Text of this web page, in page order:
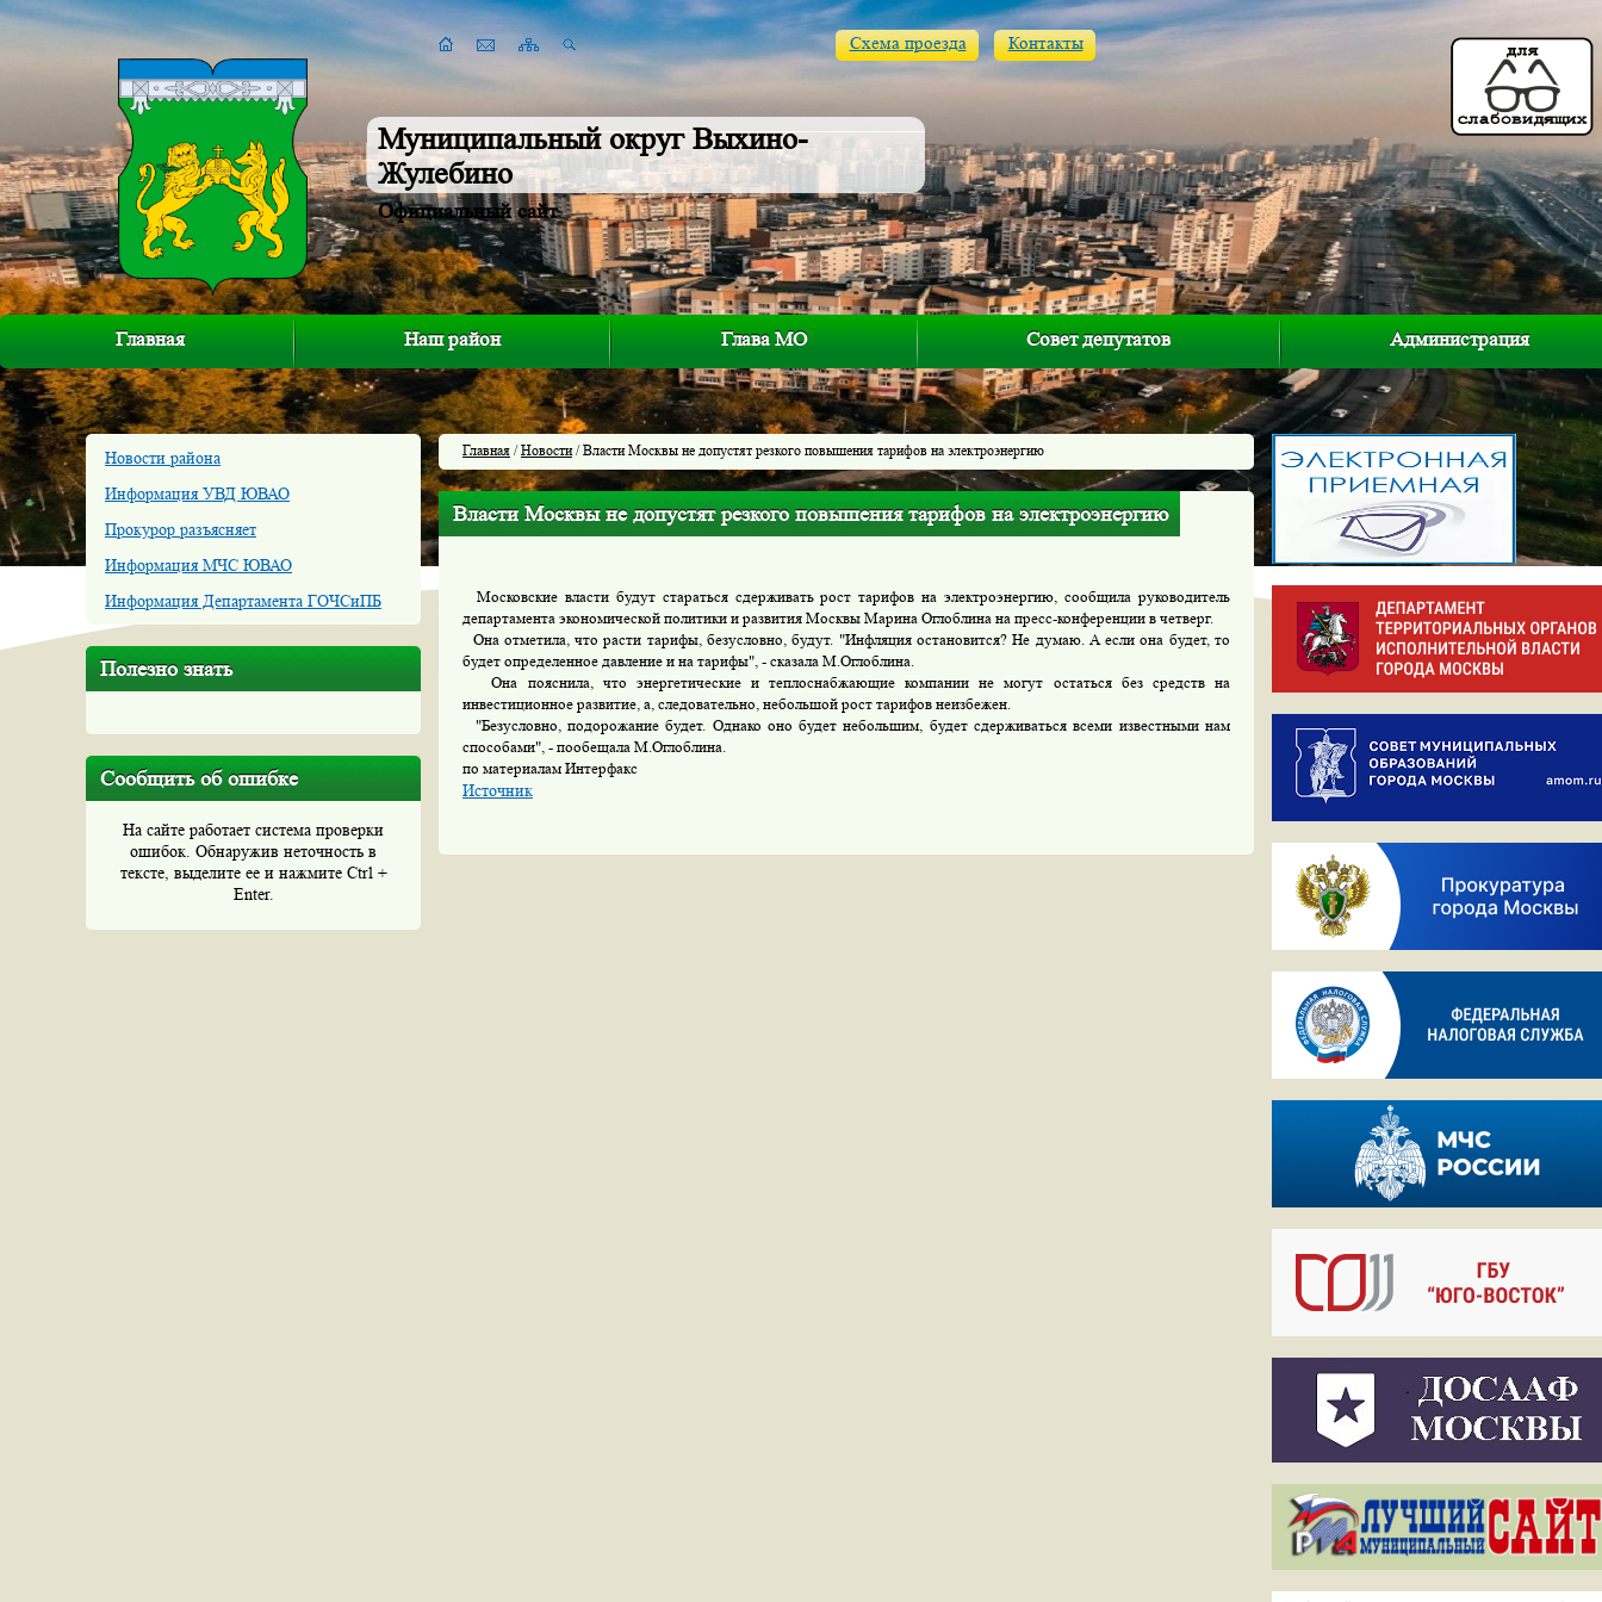
Муниципальный округ Выхино-
Жулебино
Официальный сайт
Схема проезда Контакты
Главная Наш район Глава МО Совет депутатов Администрация
Новости района
Информация УВД ЮВАО
Прокурор разъясняет
Информация МЧС ЮВАО
Информация Департамента ГОЧСиПБ
Полезно знать
Сообщить об ошибке
На сайте работает система проверки
ошибок. Обнаружив неточность в
тексте, выделите ее и нажмите Ctrl +
Enter.
Главная /Новости/ Власти Москвы не допустят резкого повышения тарифов на электроэнергию
Власти Москвы не допустят резкого повышения тарифов на электроэнергию
Московские власти будут стараться сдерживать рост тарифов на электроэнергию, сообщила руководитель
департамента экономической политики и развития Москвы Марина Оглоблина на пресс-конференции в четверг.
Она отметила, что расти тарифы, безусловно, будут. "Инфляция остановится? Не думаю. А если она будет, то
будет определенное давление и на тарифы", - сказала М.Оглоблина.
Она пояснила, что энергетические и теплоснабжающие компании не могут остаться без средств на
инвестиционное развитие, а, следовательно, небольшой рост тарифов неизбежен.
"Безусловно, подорожание будет. Однако оно будет небольшим, будет сдерживаться всеми известными нам
способами", - пообещала М.Оглоблина.
по материалам Интерфакс
Источник